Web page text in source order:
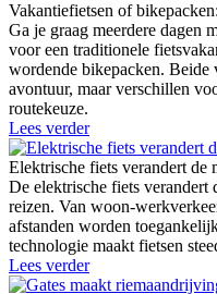
Vakantiefietsen of
Ga je graag meerdere dagen
voor een traditionele
wordende bikepacken. Beide
avontuur, maar verschillen
routekeuze.
Lees verder
Elektrische fiets verandert de
De elektrische fiets verandert
reizen. Van woon-
afstanden worden
technologie maakt fietsen
Lees verder